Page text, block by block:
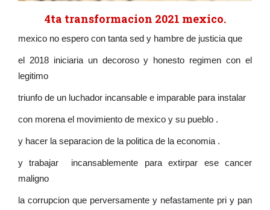
4ta transformacion 2021 mexico.
mexico no espero con tanta sed y hambre de justicia que
el 2018 iniciaria un decoroso y honesto regimen con el
legitimo
triunfo de un luchador incansable e imparable para instalar
con morena el movimiento de mexico y su pueblo .
y hacer la separacion de la politica de la economia .
y trabajar incansablemente para extirpar ese cancer
maligno
la corrupcion que perversamente y nefastamente pri y pan